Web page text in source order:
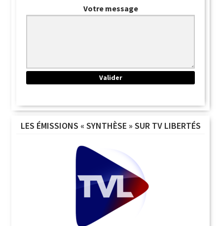
Votre message
LES ÉMISSIONS « SYNTHÈSE » SUR TV LIBERTÉS